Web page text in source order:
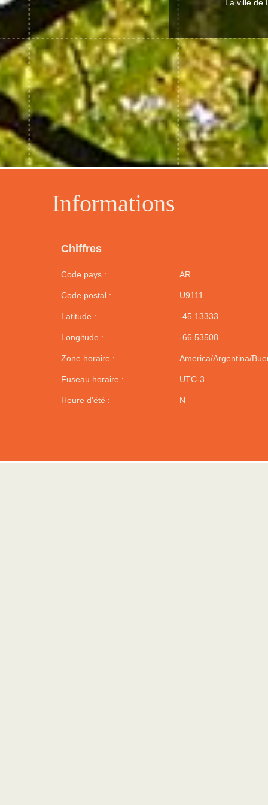
Informations
Chiffres
Code pays : AR
Code postal : U9111
Latitude : -45.13333
Longitude : -66.53508
Zone horaire : America/Argentina/
Fuseau horaire : UTC-3
Heure d'été : N
La ville de